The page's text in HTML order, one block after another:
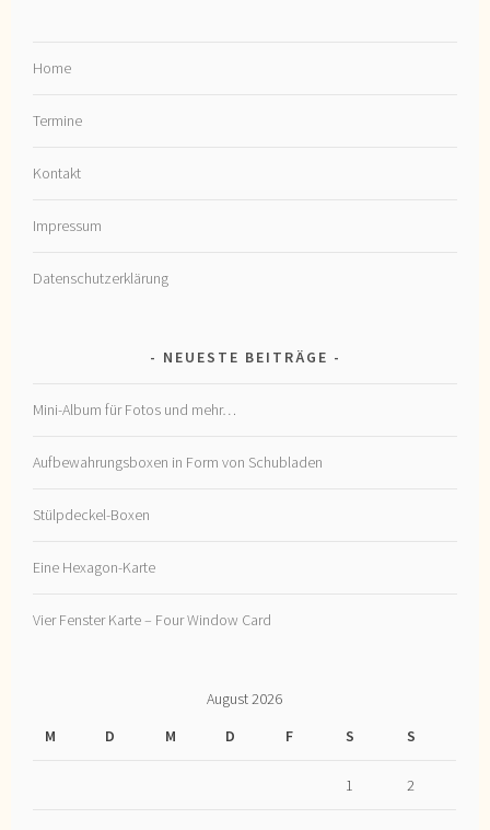
Home
Termine
Kontakt
Impressum
Datenschutzerklärung
NEUESTE BEITRÄGE
Mini-Album für Fotos und mehr…
Aufbewahrungsboxen in Form von Schubladen
Stülpdeckel-Boxen
Eine Hexagon-Karte
Vier Fenster Karte – Four Window Card
August 2026
M
D M D F S S
1 2